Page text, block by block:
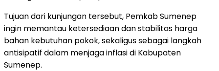
Tujuan dari kunjungan tersebut, Pemkab Sumenep
ingin memantau ketersediaan dan stabilitas harga
bahan kebutuhan pokok, sekaligus sebagai langkah
antisipatif dalam menjaga inflasi di Kabupaten
Sumenep.